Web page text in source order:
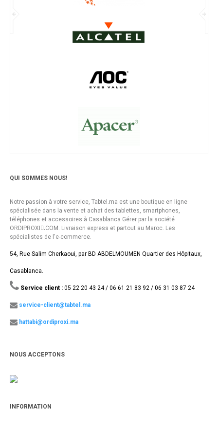
QUI SOMMES NOUS!
Notre passion à votre service, Tabtel.ma est une boutique en ligne
spécialisée dans la vente et achat des tablettes, smartphones,
téléphones et accessoires à Casablanca Gérer par la société
ORDIPROXI.ِCOM. Livraison express et partout au Maroc. Les
spécialistes de l'e-commerce.
54, Rue Salim Cherkaoui, par BD ABDELMOUMEN Quartier des Hôpitaux,
Casablanca.
Service client : 05 22 20 43 24 / 06 61 21 83 92 / 06 31 03 87 24
service-client@tabtel.ma
hattabi@ordiproxi.ma
NOUS ACCEPTONS
INFORMATION